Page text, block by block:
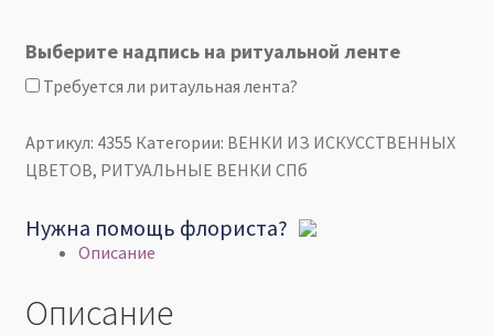
—
4355
Выберите надпись на ритуальной ленте
Требуется ли ритаульная лента?
Артикул: 4355 Категории: ВЕНКИ ИЗ ИСКУССТВЕННЫХ
ЦВЕТОВ, РИТУАЛЬНЫЕ ВЕНКИ СПб
Нужна помощь флориста?
Описание
Описание